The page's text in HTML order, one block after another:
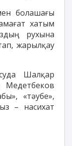
болашағы
хатым
рухына
жарылқау
Шалқар
«тәубе»,
– насихат